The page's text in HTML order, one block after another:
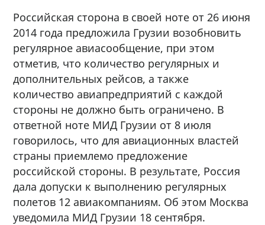
Российская сторона в своей ноте от 26 июня
2014 года предложила Грузии возобновить
регулярное авиасообщение, при этом
отметив, что количество регулярных и
дополнительных рейсов, а также
количество авиапредприятий с каждой
стороны не должно быть ограничено. В
ответной ноте МИД Грузии от 8 июля
говорилось, что для авиационных властей
страны приемлемо предложение
российской стороны. В результате, Россия
дала допуски к выполнению регулярных
полетов 12 авиакомпаниям. Об этом Москва
уведомила МИД Грузии 18 сентября.